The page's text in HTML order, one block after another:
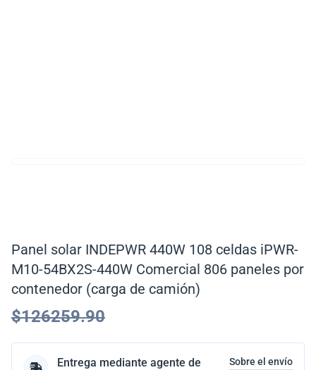
Panel solar INDEPWR 440W 108 celdas iPWR-
M10-54BX2S-440W Comercial 806 paneles por
contenedor (carga de camión)
$126259.90
Entrega mediante agente de
Sobre el envío